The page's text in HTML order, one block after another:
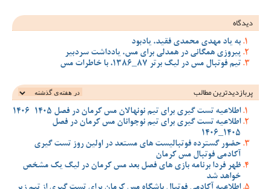
دیدگاه
به یاد مهدی محمدی فقید، یادبود
پیروزی همگانی در همدلی برای مس، یادداشت سردبیر
تیم فوتبال مس در لیگ برتر 87_1386، با خاطرات مس
پربازدیدترین‌ مطالب
اطلاعیه تست گیری برای تیم نونهالان مس کرمان در فصل 1405-1406
اطلاعیه تست گیری برای تیم نوجوانان مس کرمان در فصل
1405_1406
حضور گسترده فوتبالیست های مستعد در اولین روز تست گیری
آکادمی فوتبال مس کرمان
ظهر فردا برنامه بازی های فصل بعد مس کرمان در لیگ یک مشخص
خواهد شد